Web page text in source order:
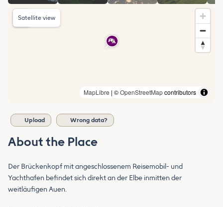
MapLibre | ©OpenStreetMapcontributors
Satellite view
Upload Wrong data?
About the Place
Der Brückenkopf mit angeschlossenem Reisemobil- und
Yachthafen befindet sich direkt an der Elbe inmitten der
weitläufigen Auen.